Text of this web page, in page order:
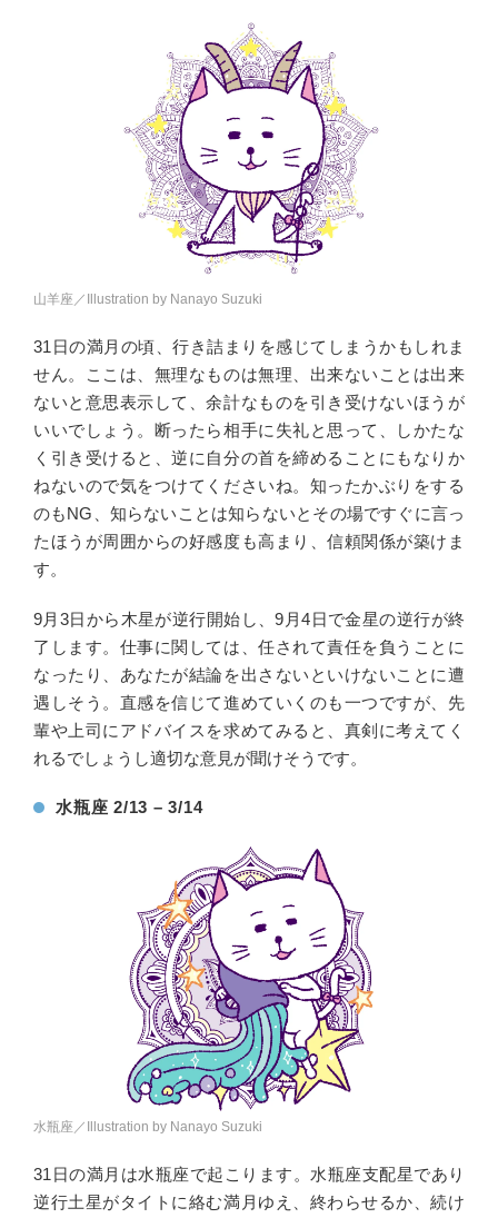
山羊座／Illustration by Nanayo Suzuki
31日の満月の頃、行き詰まりを感じてしまうかもしれま
せん。ここは、無理なものは無理、出来ないことは出来
ないと意思表示して、余計なものを引き受けないほうが
いいでしょう。断ったら相手に失礼と思って、しかたな
く引き受けると、逆に自分の首を締めることにもなりか
ねないので気をつけてくださいね。知ったかぶりをする
のもNG、知らないことは知らないとその場ですぐに言っ
たほうが周囲からの好感度も高まり、信頼関係が築けま
す。
9月3日から木星が逆行開始し、9月4日で金星の逆行が終
了します。仕事に関しては、任されて責任を負うことに
なったり、あなたが結論を出さないといけないことに遭
遇しそう。直感を信じて進めていくのも一つですが、先
輩や上司にアドバイスを求めてみると、真剣に考えてく
れるでしょうし適切な意見が聞けそうです。
水瓶座 2/13 – 3/14
水瓶座／Illustration by Nanayo Suzuki
31日の満月は水瓶座で起こります。水瓶座支配星であり
逆行土星がタイトに絡む満月ゆえ、終わらせるか、続け